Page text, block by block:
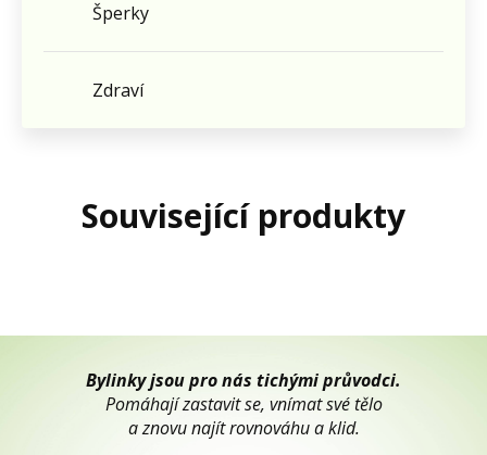
Šperky
Zdraví
Související produkty
Bylinky jsou pro nás tichými průvodci.
Pomáhají zastavit se, vnímat své tělo
a znovu najít rovnováhu a klid.